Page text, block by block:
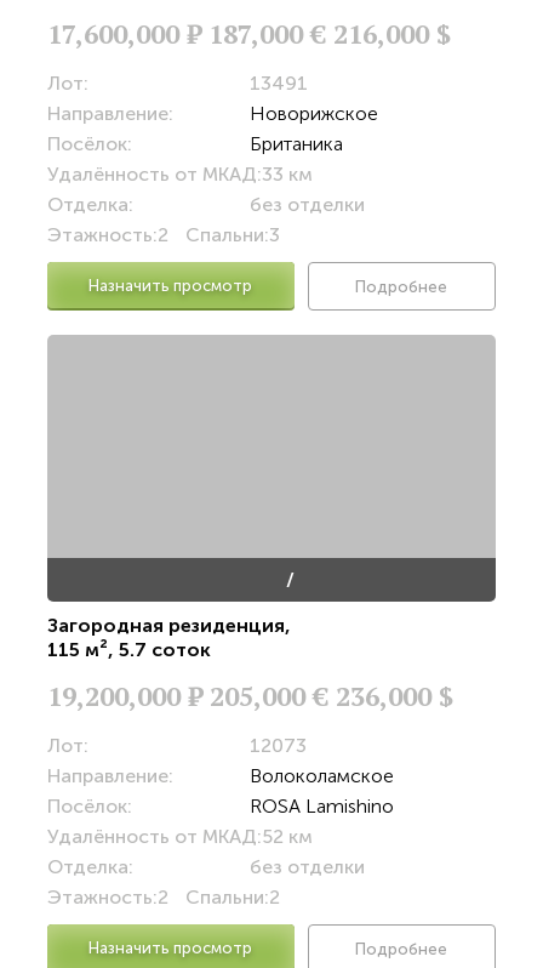
17,600,000Р 187,000 € 216,000 $
Лот:
13491
Направление:
Новорижское
Посёлок:
Британика
Удалённость от МКАД:33 км
Отделка:
без отделки
Этажность:2 Спальни:3
Назначить просмотр Подробнее
/
Загородная резиденция,
115 м², 5.7 соток
19,200,000Р 205,000 € 236,000 $
Лот:
12073
Направление:
Волоколамское
Посёлок:
ROSA Lamishino
Удалённость от МКАД:52 км
Отделка:
без отделки
Этажность:2 Спальни:2
Назначить просмотр Подробнее